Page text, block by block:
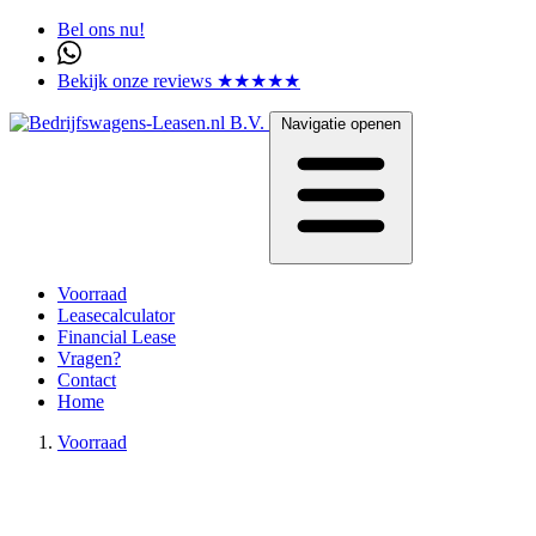
Bel ons nu!
Bekijk onze reviews ★★★★★
Navigatie openen
Voorraad
Leasecalculator
Financial Lease
Vragen?
Contact
Home
Voorraad